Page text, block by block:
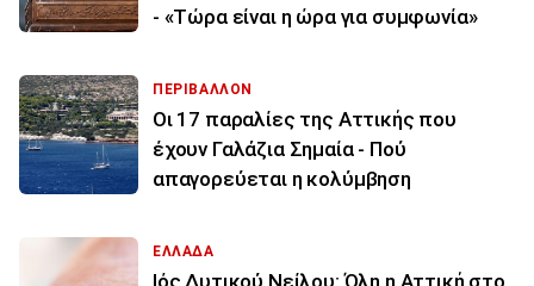
- «Τώρα είναι η ώρα για συμφωνία»
ΠΕΡΙΒΑΛΛΟΝ
Οι 17 παραλίες της Αττικής που
έχουν Γαλάζια Σημαία - Πού
απαγορεύεται η κολύμβηση
ΕΛΛΑΔΑ
Ιός Δυτικού Νείλου: Όλη η Αττική στο